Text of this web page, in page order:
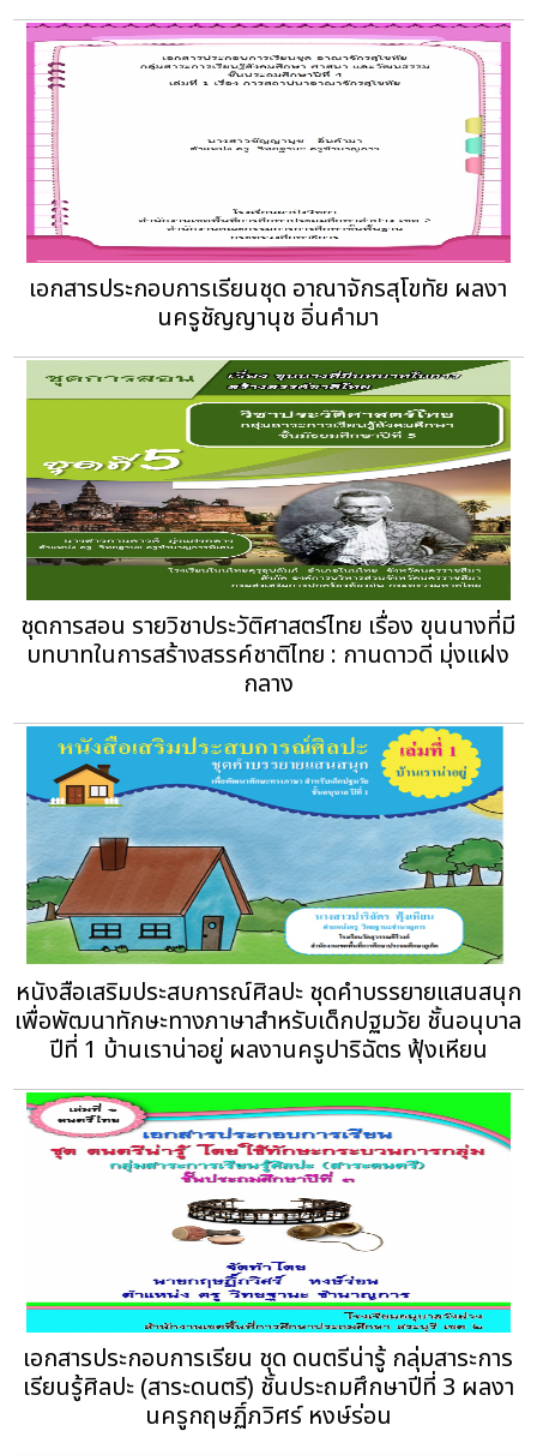
เอกสารประกอบการเรียนชุด อาณาจักรสุโขทัย ผลงา
นครูชัญญานุช อิ่นคำมา
ชุดการสอน รายวิชาประวัติศาสตร์ไทย เรื่อง ขุนนางที่มี
บทบาทในการสร้างสรรค์ชาติไทย : กานดาวดี มุ่งแฝง
กลาง
หนังสือเสริมประสบการณ์ศิลปะ ชุดคำบรรยายแสนสนุก
เพื่อพัฒนาทักษะทางภาษาสำหรับเด็กปฐมวัย ชั้นอนุบาล
ปีที่ 1 บ้านเราน่าอยู่ ผลงานครูปาริฉัตร ฟุ้งเหียน
เอกสารประกอบการเรียน ชุด ดนตรีน่ารู้ กลุ่มสาระการ
เรียนรู้ศิลปะ (สาระดนตรี) ชั้นประถมศึกษาปีที่ 3 ผลงา
นครูกฤษฏิ์ภวิศร์ หงษ์ร่อน